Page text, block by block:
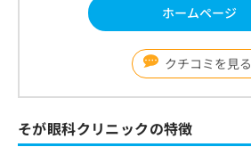
ホームページ
クチコミを見る
そが眼科クリニックの特徴